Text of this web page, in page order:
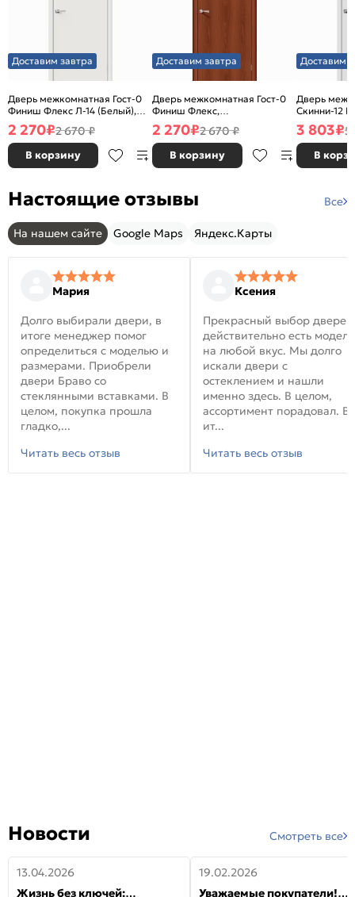
Доставим завтра
Дверь межкомнатная Гост-0
Финиш Флекс Л-14 (Белый),
глухая, каркасно-щитовая
2 270₽2 670 ₽
В корзину
Доставим завтра
Дверь межкомнатная Гост-0
Финиш Флекс,
Ламинированные Л-11
(ИталОрех), глухая, каркасно-
щитовая
2 270₽2 670 ₽
В корзину
Доставим
Дверь
Скинни-12
глухая,
3 803₽5
В
Настоящие отзывы Все
На нашем сайте Google Maps Яндекс.Карты
Мария
Долго выбирали двери, в
итоге менеджер помог
определиться с моделью и
размерами. Приобрели
двери Браво со
стеклянными вставками. В
целом, покупка прошла
гладко,...
Читать весь отзыв
Ксения
Прекрасный выбор
действительно есть модели
на любой вкус. Мы долго
искали двери с
остеклением и нашли
именно здесь. В целом,
ассортимент порадовал. В
ит...
Читать весь отзыв
Новости Смотреть все
13.04.2026
Жизнь без ключей:
19.02.2026
Уважаемые покупатели!